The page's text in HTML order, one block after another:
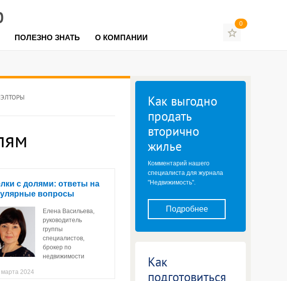
ПОЛЕЗНО ЗНАТЬ О КОМПАНИИ
0
с долями: ответы на
вопросы
Елена Васильева,
руководитель
группы
специалистов,
брокер по
недвижимости
марта 2024
Как выгодно
продать
вторично
жилье
Комментарий нашего
специалиста для журнала
"Недвижимость".
Подробнее
Как
подготовиться